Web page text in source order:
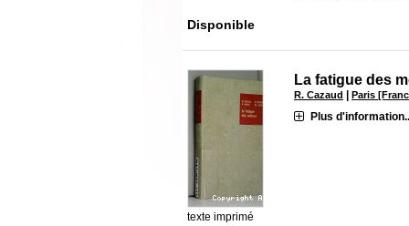
Disponible
texte imprimé
La fatigue des
R. Cazaud |Paris
Plus